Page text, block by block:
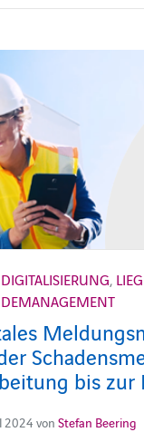
DIGITALISIERUNG,
bis zur
2024 vonStefan Beering